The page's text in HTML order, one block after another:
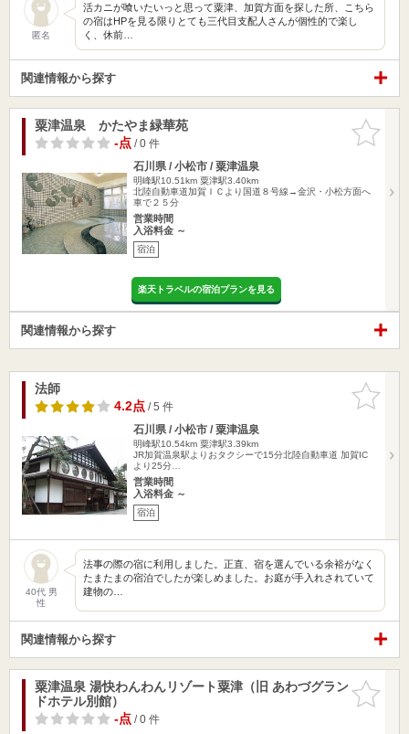
匿名
活カニが喰いたいっと思って粟津、加賀方面を探した所、こちら
の宿はHPを見る限りとても三代目支配人さんが個性的で楽し
く、休前…
関連情報から探す
お気に入
りに追加
粟津温泉 かたやま緑華苑
-点/ 0 件
石川県 / 小松市 / 粟津温泉
明峰駅10.51km 粟津駅3.40km
北陸自動車道加賀ＩＣより国道８号線→金沢・小松方面へ
車で２５分
営業時間
入浴料金 ～
宿泊
楽天トラベルの宿泊プランを見る
関連情報から探す
お気に入
りに追加
法師
4.2点/ 5 件
石川県 / 小松市 / 粟津温泉
明峰駅10.54km 粟津駅3.39km
JR加賀温泉駅よりおタクシーで15分北陸自動車道 加賀IC
より25分…
営業時間
入浴料金 ～
宿泊
40代 男
性
法事の際の宿に利用しました。正直、宿を選んでいる余裕がなく
たまたまの宿泊でしたが楽しめました。お庭が手入れされていて
建物の…
関連情報から探す
お気に入
りに追加
粟津温泉 湯快わんわんリゾート粟津（旧 あわづグラン
ドホテル別館）
-点/ 0 件